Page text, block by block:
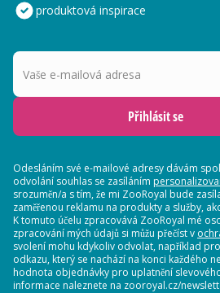
produktová inspirace
Vaše e-mailová adresa
Přihlásit se
Odesláním své e-mailové adresy dávám
odvolání souhlas se zasíláním
srozuměn/a s tím, že mi ZooRoyal bude
zaměřenou reklamu na produkty a služby,
K tomuto účelu zpracovává ZooRoyal mé
zpracování mých údajů si můžu přečíst v
svolení mohu kdykoliv odvolat, například
odkazu, který se nachází na konci každého
hodnota objednávky pro uplatnění
informace naleznete na zooroyal.cz/